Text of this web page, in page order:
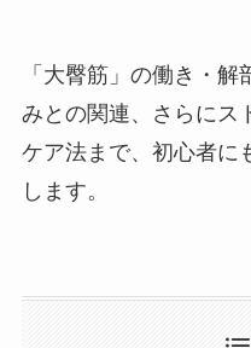
「大臀筋」の働き・
みとの関連、さらにス
ケア法まで、初心者に
します。